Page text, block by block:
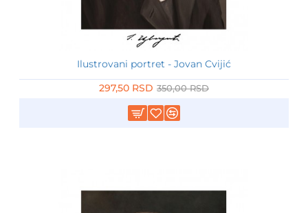
Ilustrovani portret - Jovan Cvijić
297,50 RSD 350,00 RSD